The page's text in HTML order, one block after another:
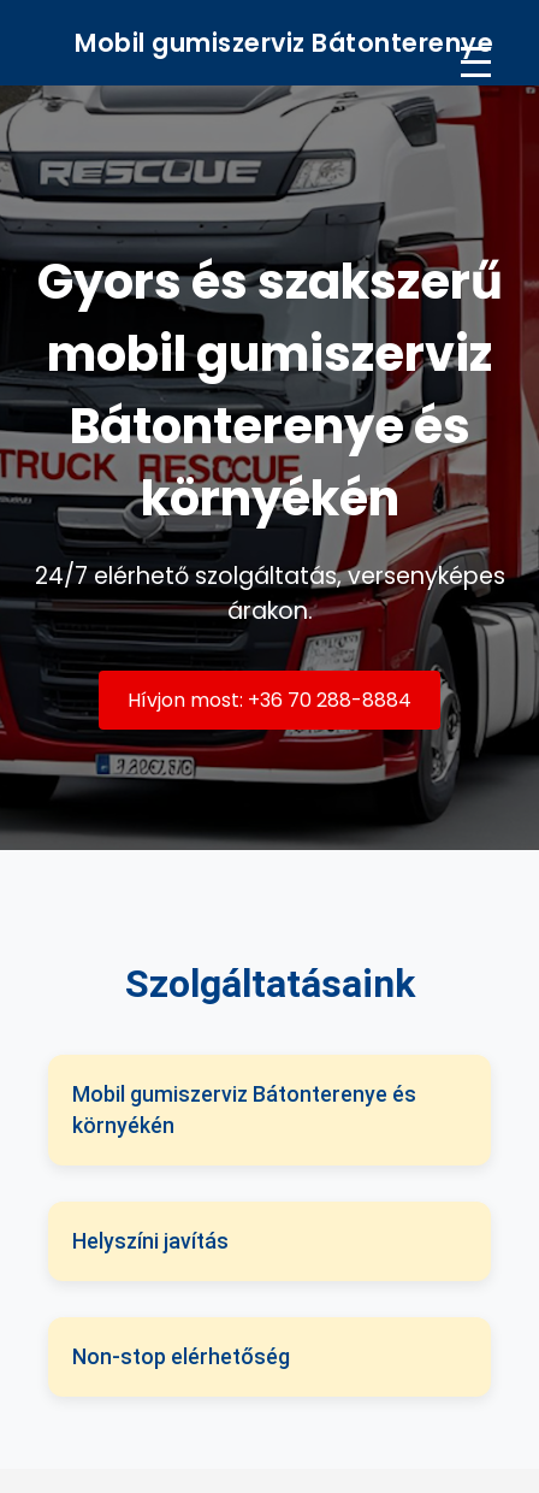
Mobil gumiszerviz Bátonterenye
Gyors és szakszerű
mobil gumiszerviz
Bátonterenye és
környékén
24/7 elérhető szolgáltatás, versenyképes
árakon.
Hívjon most: +36 70 288-8884
Szolgáltatásaink
Mobil gumiszerviz Bátonterenye és
környékén
Helyszíni javítás
Non-stop elérhetőség